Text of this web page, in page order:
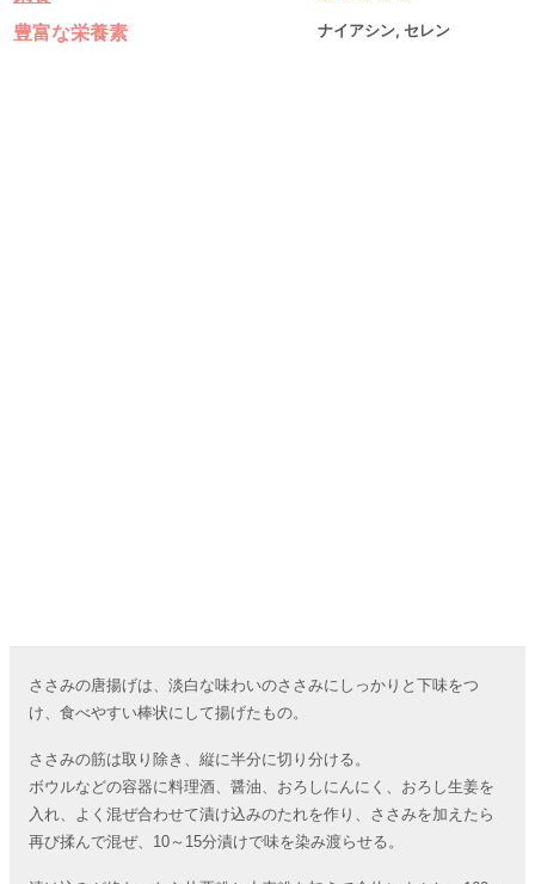
豊富な栄養素
ナイアシン, セレン
ささみの唐揚げは、淡白な味わいのささみにしっかりと下味をつ
け、食べやすい棒状にして揚げたもの。
ささみの筋は取り除き、縦に半分に切り分ける。
ボウルなどの容器に料理酒、醤油、おろしにんにく、おろし生姜を
入れ、よく混ぜ合わせて漬け込みのたれを作り、ささみを加えたら
再び揉んで混ぜ、10～15分漬けで味を染み渡らせる。